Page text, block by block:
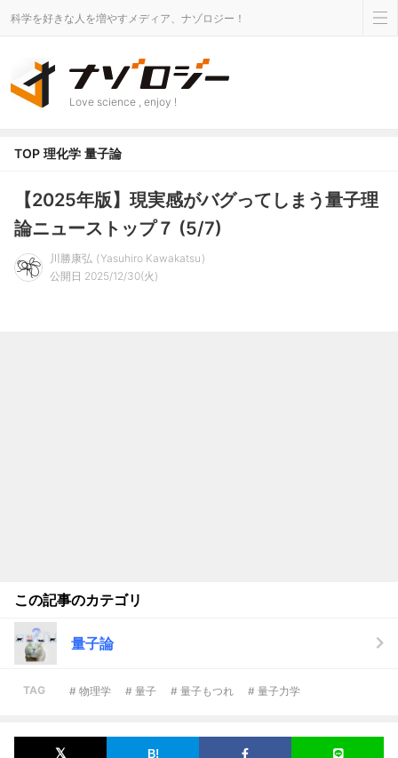
科学を好きな人を増やすメディア、ナゾロジー！
Love science , enjoy !
TOP 理化学 量子論
【2025年版】現実感がバグってしまう量子理
論ニューストップ７ (5/7)
川勝康弘
Yasuhiro Kawakatsu
公開日 2025/12/30(火)
この記事のカテゴリ
量子論
TAG # 物理学 # 量子 # 量子もつれ # 量子力学